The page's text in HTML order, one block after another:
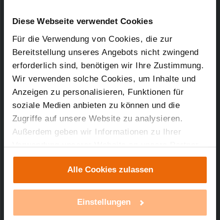
Diese Webseite verwendet Cookies
Für die Verwendung von Cookies, die zur
Bereitstellung unseres Angebots nicht zwingend
erforderlich sind, benötigen wir Ihre Zustimmung.
Wir verwenden solche Cookies, um Inhalte und
Anzeigen zu personalisieren, Funktionen für
soziale Medien anbieten zu können und die
Zugriffe auf unsere Website zu analysieren.
Außerdem geben wir Informationen zu Ihrer
Verwendung unserer Website an unsere Partner
für soziale Medien, Werbung und Analysen weiter.
Unsere Partner führen diese Informationen
möglicherweise mit weiteren Daten zusammen,
die Sie ihnen bereitgestellt haben oder die sie im
Alle Cookies zulassen
Einstellungen
Artikel-Nr.: 76802A0
02.11.2015
72,58 KB
Technischer Support
Sie benötigen technischen Support bei einem